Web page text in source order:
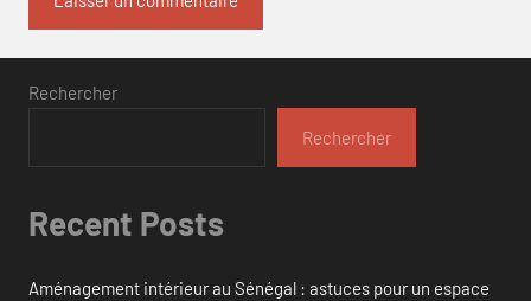
Rechercher
Rechercher
Recent Posts
Aménagement intérieur au Sénégal : astuces pour un espace